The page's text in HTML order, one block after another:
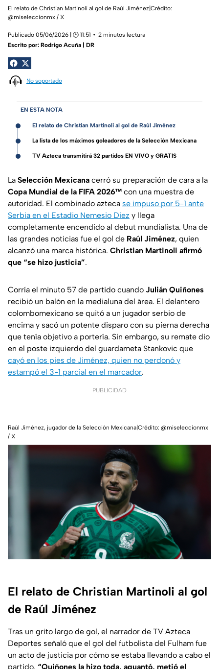
El relato de Christian Martinoli al gol de Raúl Jiménez|Crédito:
@miseleccionmx / X
Publicado 05/06/2026 | 🕑 11:51
2 minutos lectura
Escrito por: Rodrigo Acuña | DR
No soportado
EN ESTA NOTA
El relato de Christian Martinoli al gol de Raúl Jiménez
La lista de los máximos goleadores de la Selección Mexicana
TV Azteca transmitirá 32 partidos EN VIVO y GRATIS
La Selección Mexicana cerró su preparación de cara a la
Copa Mundial de la FIFA 2026™ con una muestra de
autoridad. El combinado azteca se impuso por 5-1 ante
Serbia en el Estadio Nemesio Diez y llega
completamente encendido al debut mundialista. Una de
las grandes noticias fue el gol de Raúl Jiménez, quien
alcanzó una marca histórica. Christian Martinoli afirmó
que “se hizo justicia”.
Corría el minuto 57 de partido cuando Julián Quiñones
recibió un balón en la medialuna del área. El delantero
colombomexicano se quitó a un jugador serbio de
encima y sacó un potente disparo con su pierna derecha
que tenía objetivo a portería. Sin embargo, su remate dio
en el poste izquierdo del guardameta Stankovic que
cayó en los pies de Jiménez, quien no perdonó y
estampó el 3-1 parcial en el marcador.
PUBLICIDAD
Raúl Jiménez, jugador de la Selección Mexicana|Crédito: @miseleccionmx
/ X
El relato de Christian Martinoli al gol
de Raúl Jiménez
Tras un grito largo de gol, el narrador de TV Azteca
Deportes señaló que el gol del futbolista del Fulham fue
un acto de justicia por cómo se estaba llevando a cabo el
partido. “Quiñones la hizo toda, aguantó, metió el